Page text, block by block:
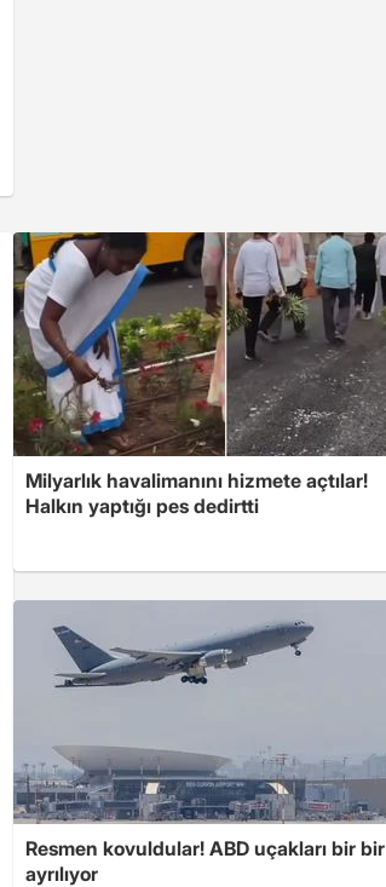
Milyarlık havalimanını hizmete açtılar!
Halkın yaptığı pes dedirtti
Resmen kovuldular! ABD uçakları bir bir
ayrılıyor